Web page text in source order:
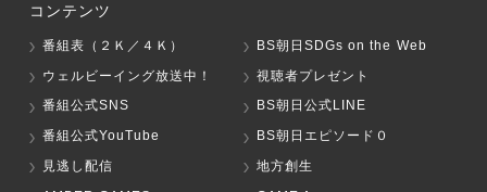
コンテンツ
番組表（２Ｋ／４Ｋ）
BS朝日SDGs on the Web
ウェルビーイング放送中！
視聴者プレゼント
番組公式SNS
BS朝日公式LINE
番組公式YouTube
BS朝日エピソード０
見逃し配信
地方創生